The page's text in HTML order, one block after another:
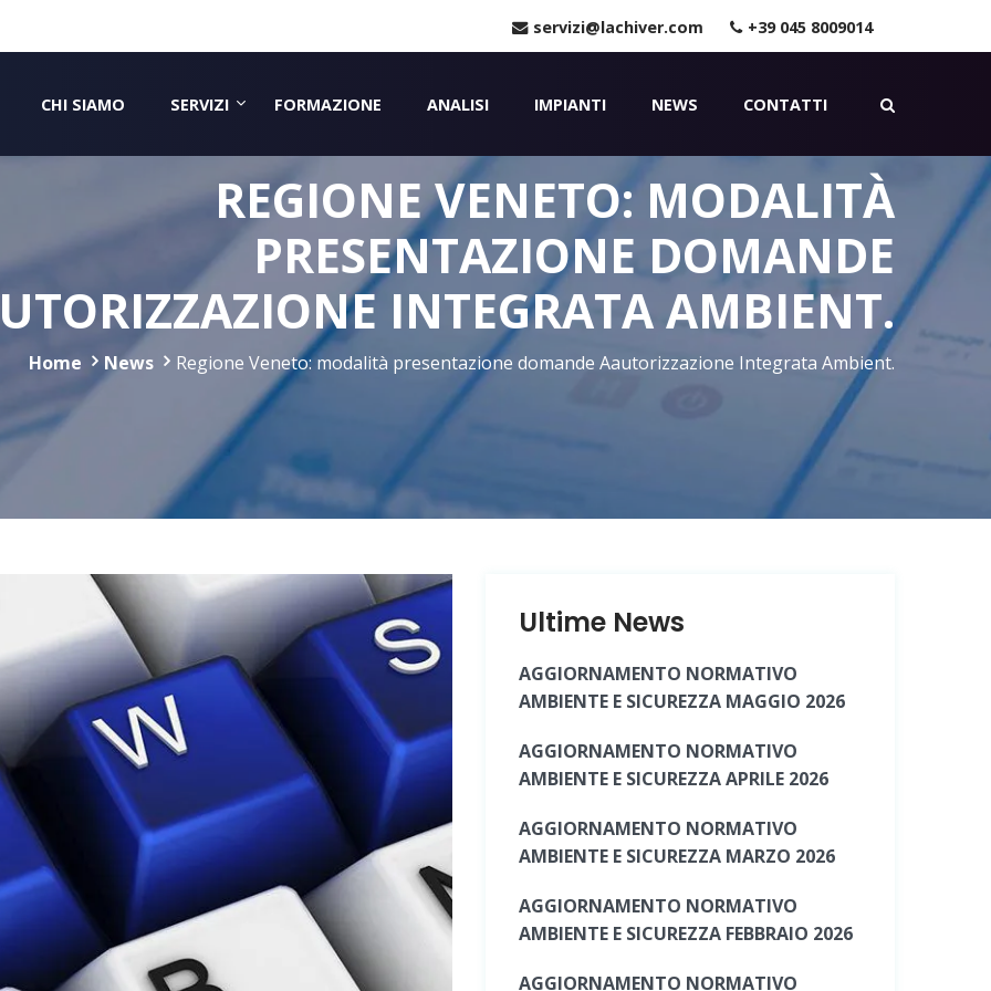
servizi@lachiver.com +39 045 8009014
CHI SIAMO SERVIZI FORMAZIONE ANALISI IMPIANTI NEWS CONTATTI
REGIONE VENETO: MODALITÀ
PRESENTAZIONE DOMANDE
INTEGRATA AMBIENT.
Home News Regione Veneto: modalità presentazione domande Aautorizzazione Integrata Ambient.
Ultime News
AGGIORNAMENTO NORMATIVO
AMBIENTE E SICUREZZA MAGGIO 2026
AGGIORNAMENTO NORMATIVO
AMBIENTE E SICUREZZA APRILE 2026
AGGIORNAMENTO NORMATIVO
AMBIENTE E SICUREZZA MARZO 2026
AGGIORNAMENTO NORMATIVO
AMBIENTE E SICUREZZA FEBBRAIO 2026
AGGIORNAMENTO NORMATIVO